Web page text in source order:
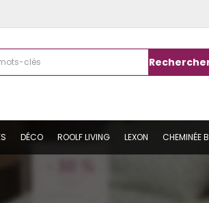
DÉCO ROOLF LIVING LEXON CHEMINÉE